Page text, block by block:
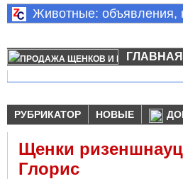
Животные: объявления,
ГЛАВНАЯ
РУБРИКАТОР
НОВЫЕ
Щенки
Глорис